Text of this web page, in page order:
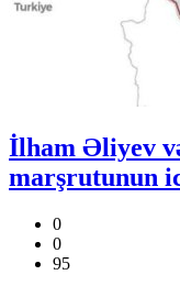
İlham Əliyev
marşrutunun
0
0
95